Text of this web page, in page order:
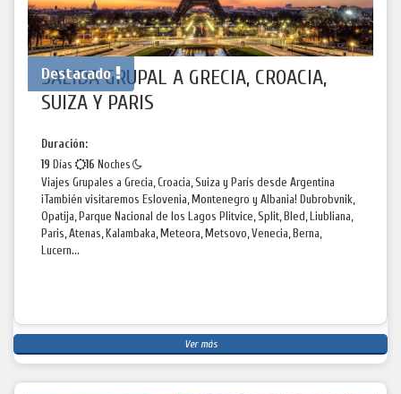
Destacado
SALIDA GRUPAL A GRECIA, CROACIA,
SUIZA Y PARIS
Duración:
19 Días 16 Noches
Viajes Grupales a Grecia, Croacia, Suiza y París desde Argentina
¡También visitaremos Eslovenia, Montenegro y Albania! Dubrobvnik,
Opatija, Parque Nacional de los Lagos Plitvice, Split, Bled, Liubliana,
Paris, Atenas, Kalambaka, Meteora, Metsovo, Venecia, Berna,
Lucern...
Ver más